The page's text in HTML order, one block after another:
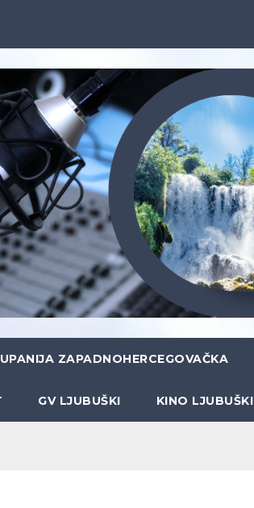
ZAPADNOHERCEGOVAČKA
GV LJUBUŠKI KINO LJUBUŠKI